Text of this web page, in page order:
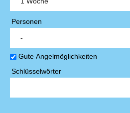
Personen
Gute Angelmöglichkeiten
Schlüsselwörter